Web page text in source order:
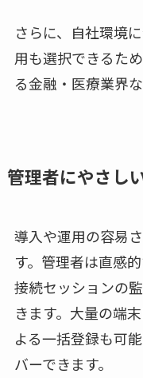
さらに、自社環境
用も選択できるた
る金融・医療業界
管理者にやさし
導入や運用の容易
す。管理者は直感
接続セッションの
きます。大量の端
よる一括登録も可
バーできます。